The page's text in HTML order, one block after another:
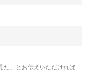
た」とお伝えいただければ